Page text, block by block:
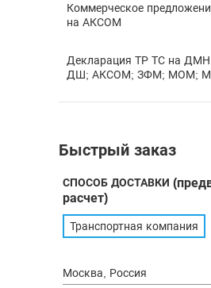
Коммерческое
на АКСОМ
Декларация ТР ТС на
ДШ; АКСОМ; ЗФМ; МОМ;
Быстрый заказ
СПОСОБ ДОСТАВКИ
расчет)
Транспортная компания